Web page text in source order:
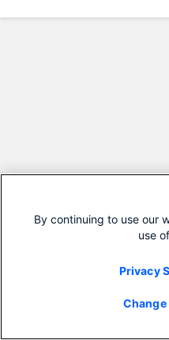
By continuing to use our
use
Privacy